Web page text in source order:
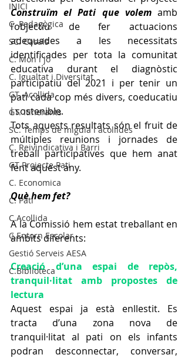
INICI
C. Pedagògica
SC. Casals
C. Mon i jo
C. Igualtat i Diversitat
GT. Acollida
GT. Itinerants
SC. Temps de migdia i acollides
C. Reivindicativa i Barri
GT Projecte Pati
C. Economica
C. Pati
C.Acollida
C.Entorn Escolar
Gestió Serveis AESA
C.Biblioteca
Construïm el Pati que volem amb
l’objectiu de fer actuacions
adequades a les necessitats
identificades per tota la comunitat
educativa durant el diagnòstic
participatiu del 2021 i per tenir un
pati cada cop més divers, coeducatiu
i sostenible.
Tots aquests resultats són el fruit de
múltiples reunions i jornades de
treball participatives que hem anat
fent aquest any.
Què hem fet?
A la Comissió hem estat treballant en
àmbits diferents:
Creació d’una espai de repòs,
tranquil·litat amb propostes de
lectura
Aquest espai ja està enllestit. Es
tracta d’una zona nova de
tranquil·litat al pati on els infants
podran desconnectar, conversar,